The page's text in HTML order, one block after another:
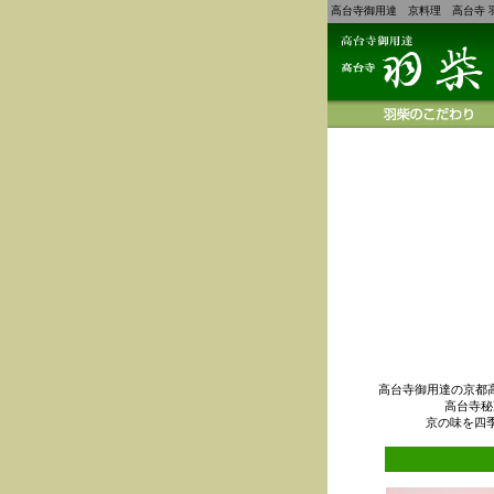
高台寺御用達 京料理 高台寺
高台寺御用達の京都
高台寺
京の味を四